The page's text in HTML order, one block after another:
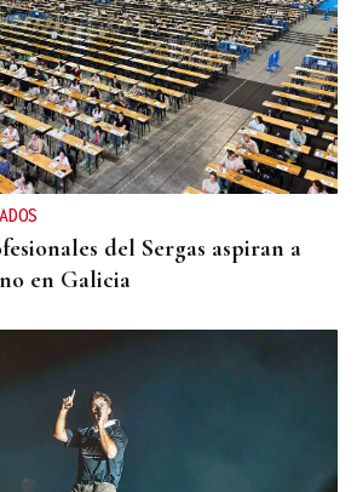
del Sergas aspiran a
en Galicia